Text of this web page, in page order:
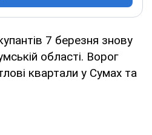
7 березня знову
області. Ворог
квартали у Сумах та